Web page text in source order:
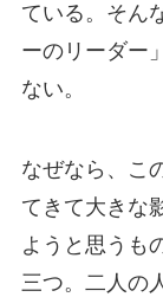
ている。そん
ーのリーダー
ない。
なぜなら、こ
てきて大きな
ようと思うも
三つ。二人の